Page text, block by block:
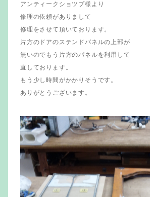
アンティークショツプ様より
修理の依頼がありまして
修理をさせて頂いております。
片方のドアのステンドパネルの上部が
無いのでもう片方のパネルを利用して
直しております。
もう少し時間がかかりそうです。
ありがとうございます。